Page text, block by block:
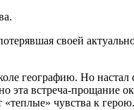
своей
географию. Но
эта встреча-прощание
«теплые» чувства к герою.